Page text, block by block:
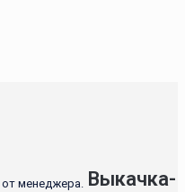
менеджера. Выкачка-